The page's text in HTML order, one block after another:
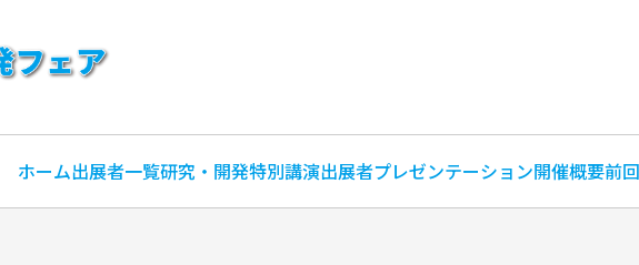
ホーム出展者一覧研究・開発特別講演出展者プレゼンテーション開催概要前